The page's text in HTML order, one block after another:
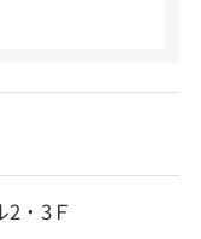
・3Ｆ